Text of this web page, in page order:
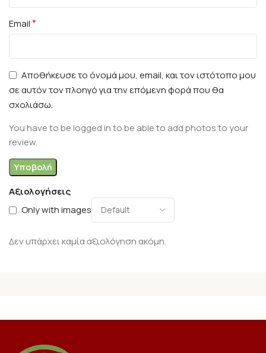
Αξιολογήσεις
Only with images
Δεν υπάρχει καμία αξιολόγηση ακόμη.
Email*
Αποθήκευσε το όνομά μου, email, και τον ιστότοπο μου
σε αυτόν τον πλοηγό για την επόμενη φορά που θα
σχολιάσω.
You have to be logged in to be able to add photos to your
review.